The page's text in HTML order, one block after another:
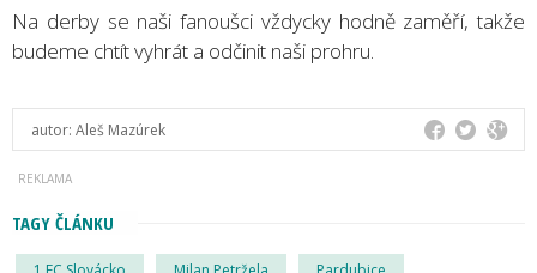
Na derby se naši fanoušci vždycky hodně zaměří, takže
budeme chtít vyhrát a odčinit naši prohru.
autor: Aleš Mazúrek
TAGY ČLÁNKU